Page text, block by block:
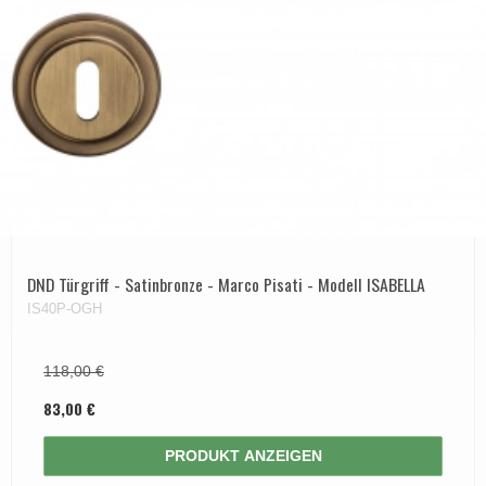
DND Türgriff - Satinbronze - Marco Pisati - Modell ISABELLA
IS40P-OGH
118,00 €
83,00 €
PRODUKT ANZEIGEN